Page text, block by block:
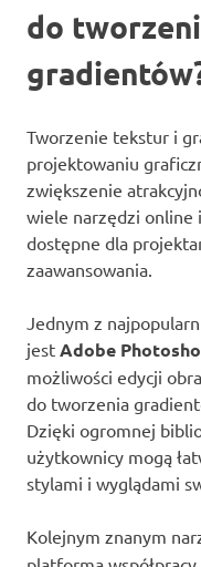
do
Tworzenie tekstur i
projektowaniu
zwiększenie
wiele narzędzi online
dostępne dla
zaawansowania.
Jednym z
jest Adobe
możliwości edycji
do tworzenia
Dzięki ogromnej
użytkownicy mogą
stylami i wyglądami
Kolejnym znanym